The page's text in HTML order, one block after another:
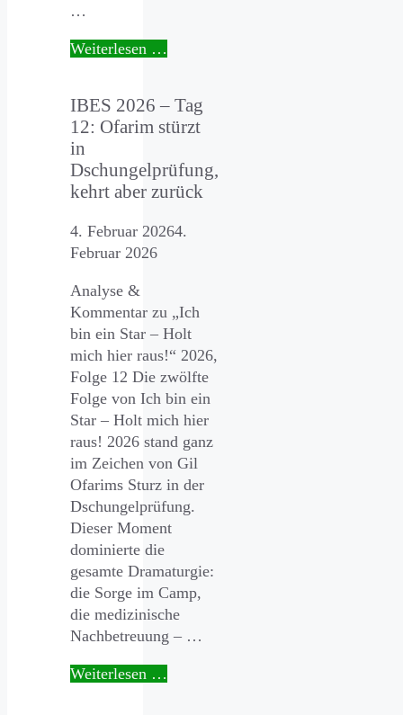
…
Weiterlesen …
IBES 2026 – Tag
12: Ofarim stürzt
in
Dschungelprüfung,
kehrt aber zurück
4. Februar 20264.
Februar 2026
Analyse &
Kommentar zu „Ich
bin ein Star – Holt
mich hier raus!“ 2026,
Folge 12 Die zwölfte
Folge von Ich bin ein
Star – Holt mich hier
raus! 2026 stand ganz
im Zeichen von Gil
Ofarims Sturz in der
Dschungelprüfung.
Dieser Moment
dominierte die
gesamte Dramaturgie:
die Sorge im Camp,
die medizinische
Nachbetreuung – …
Weiterlesen …